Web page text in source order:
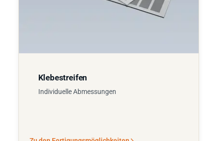
Klebestreifen
Individuelle Abmessungen